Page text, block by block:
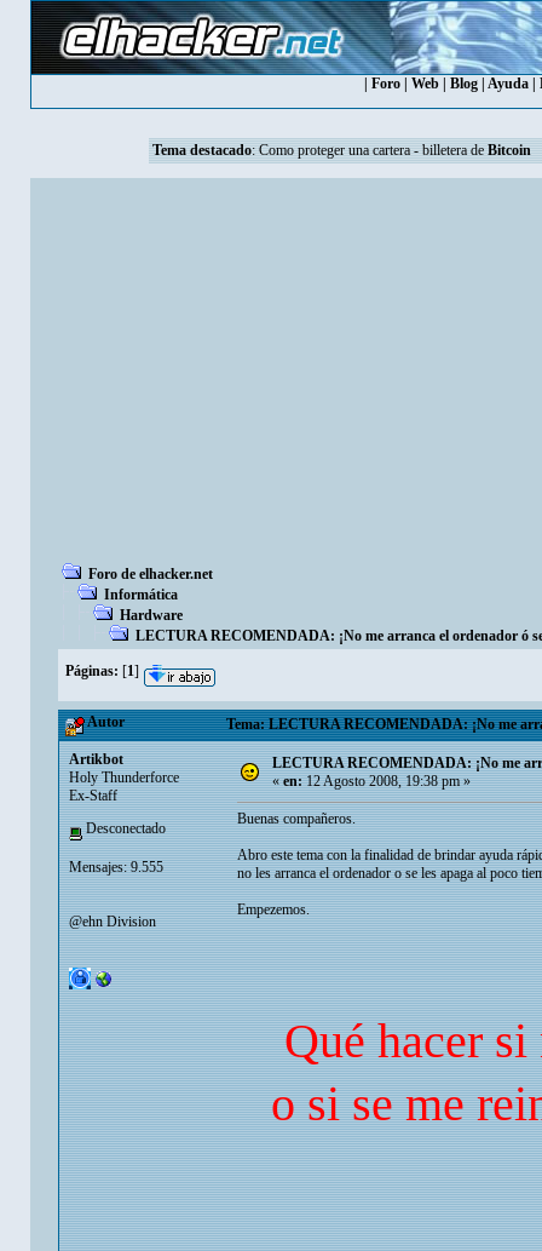
Foro Web Blog Ayuda
Tema destacado: Como proteger una cartera - billetera de Bitcoin
Foro de elhacker.net
Informática
Hardware
LECTURA RECOMENDADA: ¡No me arranca el ordenador ó
Páginas: [1]
Autor Tema: LECTURA RECOMENDADA: ¡No me
Artikbot
Holy Thunderforce
Ex-Staff
Desconectado
Mensajes: 9.555
@ehn Division
LECTURA RECOMENDADA: ¡No me
«en:12 Agosto 2008, 19:38 pm »
Buenas compañeros.
Abro este tema con la finalidad de brindar ayuda
no les arranca el ordenador o se les apaga al poco
Empezemos.
Qué hacer
o si se me